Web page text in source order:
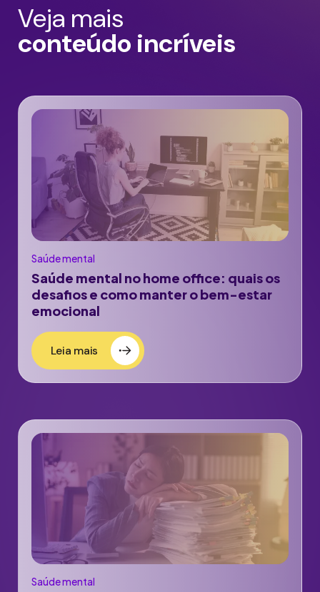
Veja mais
conteúdo incríveis
Saúde mental
Saúde mental no home office: quais os
desafios e como manter o bem-estar
emocional
Leia mais
Saúde mental